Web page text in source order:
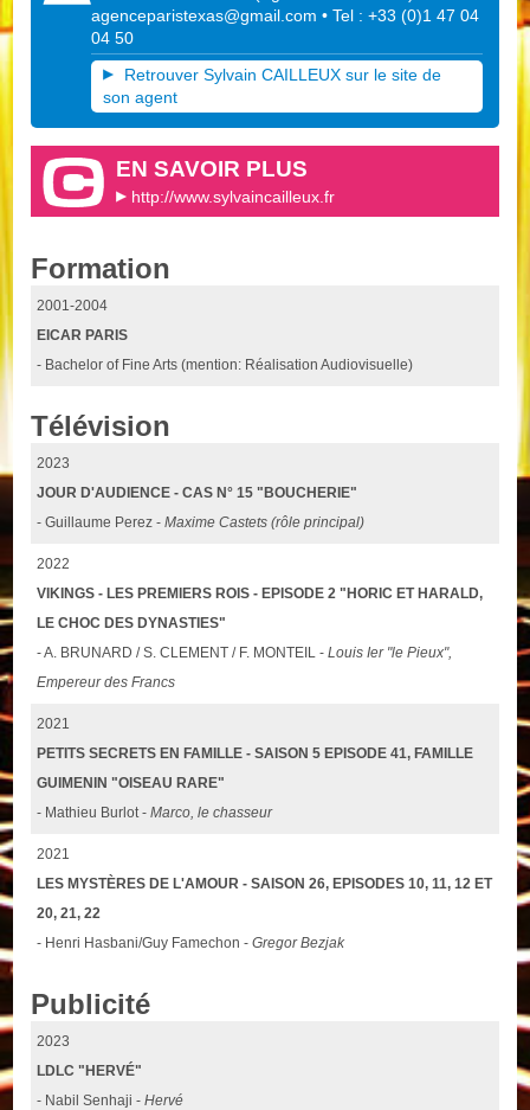
agenceparistexas@gmail.com • Tel : +33 (0)1 47 04
04 50
Retrouver Sylvain CAILLEUX sur le site de
son agent
EN SAVOIR PLUS
http://www.sylvaincailleux.fr
Formation
2001-2004
EICAR PARIS
- Bachelor of Fine Arts (mention: Réalisation Audiovisuelle)
Télévision
2023
JOUR D'AUDIENCE - CAS N° 15 "BOUCHERIE"
- Guillaume Perez -Maxime Castets (rôle principal)
2022
VIKINGS - LES PREMIERS ROIS - EPISODE 2 "HORIC ET HARALD,
LE CHOC DES DYNASTIES"
- A. BRUNARD / S. CLEMENT / F. MONTEIL -Louis Ier "le Pieux",
Empereur des Francs
2021
PETITS SECRETS EN FAMILLE - SAISON 5 EPISODE 41, FAMILLE
GUIMENIN "OISEAU RARE"
- Mathieu Burlot -Marco, le chasseur
2021
LES MYSTÈRES DE L'AMOUR - SAISON 26, EPISODES 10, 11, 12 ET
20, 21, 22
- Henri Hasbani/Guy Famechon -Gregor Bezjak
Publicité
2023
LDLC "HERVÉ"
- Nabil Senhaji -Hervé